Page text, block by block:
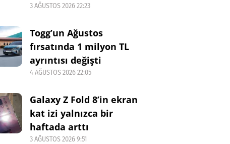
3 AĞUSTOS 2026 22:23
Togg’un Ağustos
fırsatında 1 milyon TL
ayrıntısı değişti
4 AĞUSTOS 2026 22:05
Galaxy Z Fold 8’in ekran
kat izi yalnızca bir
haftada arttı
3 AĞUSTOS 2026 9:51